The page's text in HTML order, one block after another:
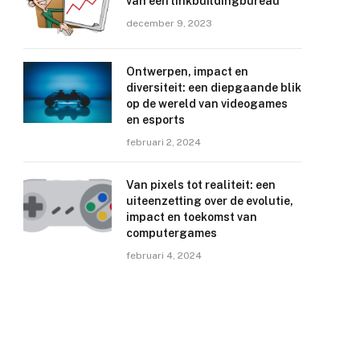
december 9, 2023
Ontwerpen, impact en
diversiteit: een diepgaande blik
op de wereld van videogames
en esports
februari 2, 2024
Van pixels tot realiteit: een
uiteenzetting over de evolutie,
impact en toekomst van
computergames
februari 4, 2024